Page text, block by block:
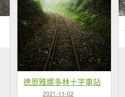
德恩雅娜多林十字車站
2021-11-02